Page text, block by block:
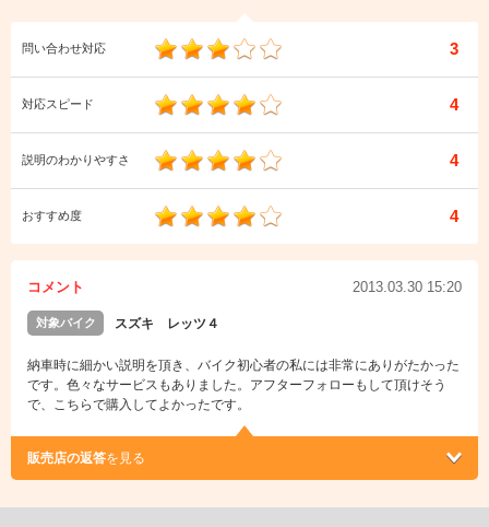
問い合わせ対応 3
対応スピード 4
説明のわかりやすさ 4
おすすめ度 4
コメント 2013.03.30 15:20
対象バイク スズキ レッツ４
納車時に細かい説明を頂き、バイク初心者の私には非常にありがたかった
です。色々なサービスもありました。アフターフォローもして頂けそう
で、こちらで購入してよかったです。
販売店の返答を見る